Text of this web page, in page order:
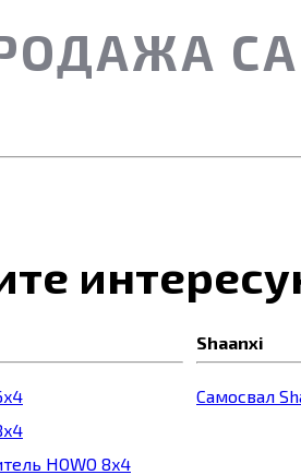
Shaanxi
Самосвал
HOWO 8x4